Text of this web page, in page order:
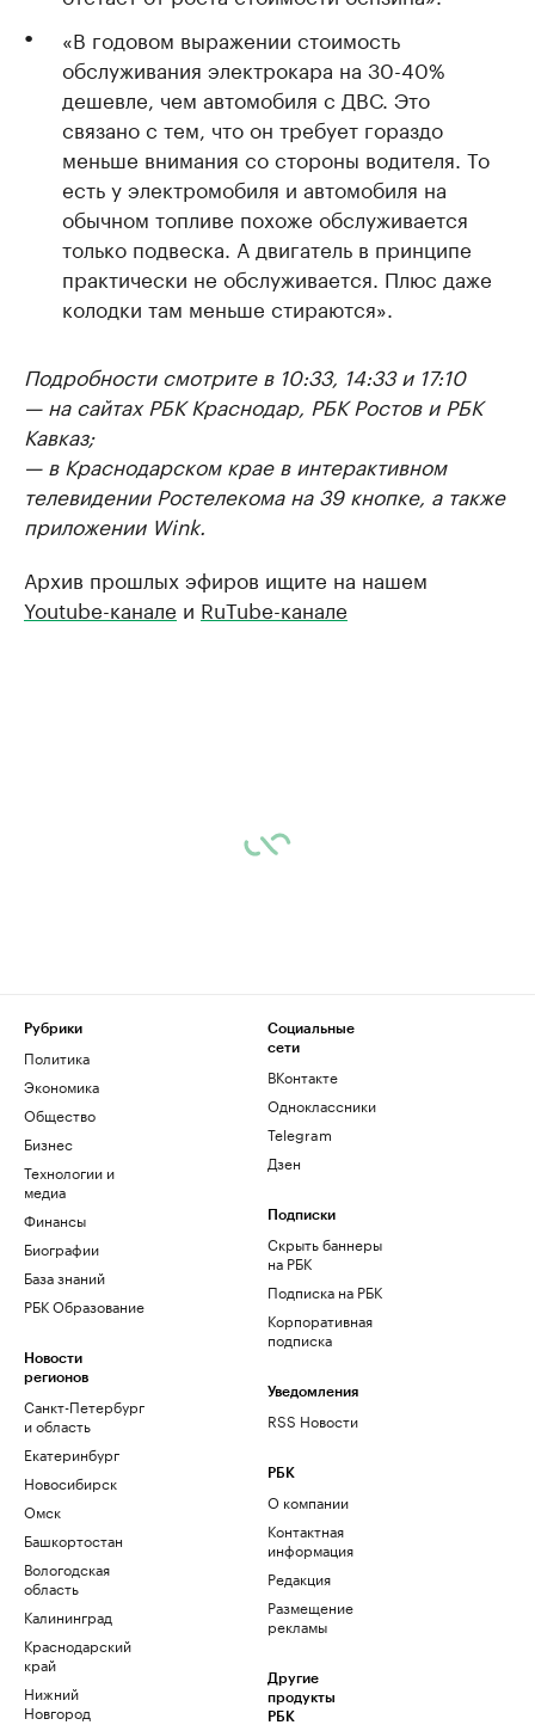
«В годовом выражении стоимость
обслуживания электрокара на 30-40%
дешевле, чем автомобиля с ДВС. Это
связано с тем, что он требует гораздо
меньше внимания со стороны водителя. То
есть у электромобиля и автомобиля на
обычном топливе похоже обслуживается
только подвеска. А двигатель в принципе
практически не обслуживается. Плюс даже
колодки там меньше стираются».
Подробности смотрите в 10:33, 14:33 и 17:10
— на сайтах РБК Краснодар, РБК Ростов и РБК
Кавказ;
— в Краснодарском крае в интерактивном
телевидении Ростелекома на 39 кнопке, а также
приложении Wink.
Архив прошлых эфиров ищите на нашем
Youtube-канале и RuTube-канале
Рубрики
Политика
Экономика
Общество
Бизнес
Технологии и
медиа
Финансы
Биографии
База знаний
РБК Образование
Новости
регионов
Санкт-Петербург
и область
Екатеринбург
Новосибирск
Омск
Башкортостан
Вологодская
область
Калининград
Краснодарский
край
Нижний
Новгород
Социальные
сети
ВКонтакте
Одноклассники
Telegram
Дзен
Подписки
Скрыть баннеры
на РБК
Подписка на РБК
Корпоративная
подписка
Уведомления
RSS Новости
РБК
О компании
Контактная
информация
Редакция
Размещение
рекламы
Другие
продукты
РБК